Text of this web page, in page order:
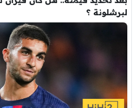
لبرشلونة ؟